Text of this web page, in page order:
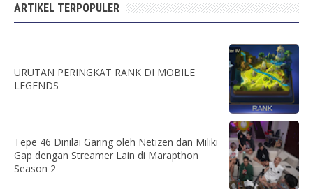
ARTIKEL TERPOPULER
URUTAN PERINGKAT RANK DI MOBILE
LEGENDS
Tepe 46 Dinilai Garing oleh Netizen dan Miliki
Gap dengan Streamer Lain di Marapthon
Season 2